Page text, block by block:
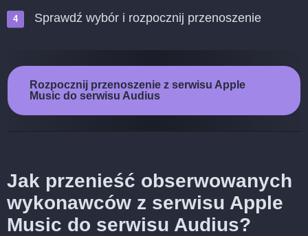
Sprawdź wybór i rozpocznij przenoszenie
Rozpocznij przenoszenie z serwisu Apple
Music do serwisu Audius
Jak przenieść obserwowanych
wykonawców z serwisu Apple
Music do serwisu Audius?